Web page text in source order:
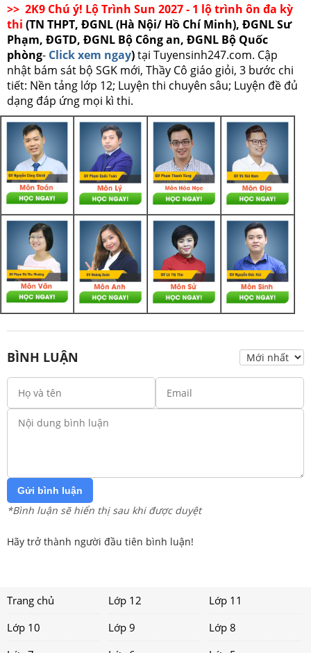
>> 2K9 Chú ý! Lộ Trình Sun 2027 - 1 lộ trình ôn đa kỳ
thi (TN THPT, ĐGNL (Hà Nội/ Hồ Chí Minh), ĐGNL Sư
Phạm, ĐGTD, ĐGNL Bộ Công an, ĐGNL Bộ Quốc
phòng- Click xem ngay)tại Tuyensinh247.com. Cập
nhật bám sát bộ SGK mới, Thầy Cô giáo giỏi, 3 bước chi
tiết: Nền tảng lớp 12; Luyện thi chuyên sâu; Luyện đề đủ
dạng đáp ứng mọi kì thi.
BÌNH LUẬN
Gửi bình luận
*Bình luận sẽ hiển thị sau khi được duyệt
Hãy trở thành người đầu tiên bình luận!
Trang chủ Lớp 12
Lớp 11
Lớp 10
Lớp 9
Lớp 8